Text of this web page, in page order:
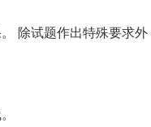
除试题作出特殊要求外